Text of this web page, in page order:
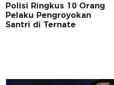
Polisi Ringkus 10 Orang
Pelaku Pengroyokan
Santri di Ternate